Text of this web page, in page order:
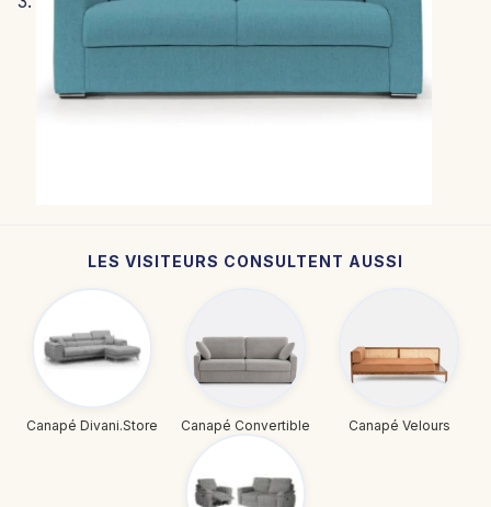
LES VISITEURS CONSULTENT AUSSI
Canapé Divani.Store Canapé Convertible Canapé Velours